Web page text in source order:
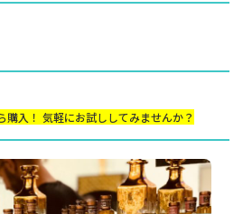
購入！ 気軽にお試ししてみませんか？